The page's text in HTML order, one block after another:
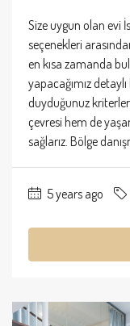
Size uygun olan evi
seçenekleri
en kısa zamanda
yapacağımız
duyduğunuz
çevresi hem de
sağlarız. Bölge
5 years ago